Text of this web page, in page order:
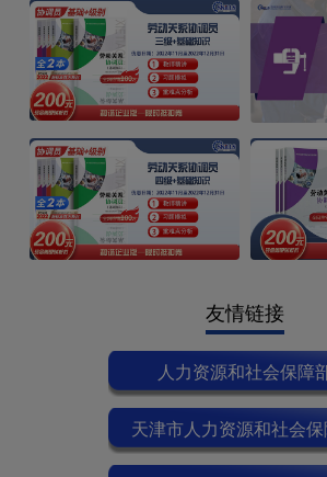
友情链接
人力资源和社会保障
天津市人力资源和社会